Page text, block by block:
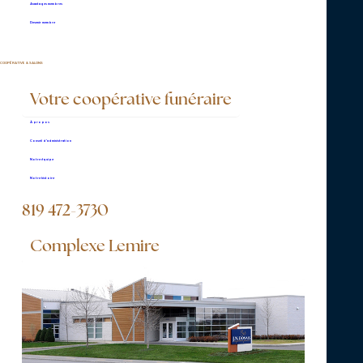
Avantages membres
Devenir membre
COOPÉRATIVE & SALONS
Votre coopérative funéraire
À propos
Conseil d’administration
Notre équipe
Notre histoire
819 472-3730
Complexe Lemire
Salon d'exposition